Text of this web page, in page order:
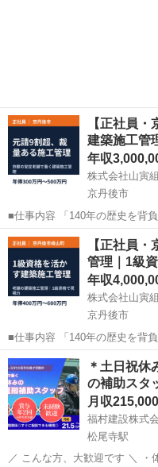
【正社員
建築施工管
年収
株式会社山寅組
京丹後市
■仕事内容 「140年の歴史を背
る。」 私たち「山寅組」は、明治の創業から京都北部とともに歩んで
きました。 商業施設から住宅
様な施工実績は、地...
京都 京丹後市 土木
【正社員
管理｜1級
年収
株式会社山寅組
京丹後市
■仕事内容 「140年の歴史を背
る。」 私たち「山寅組」は、明治の創業から京都北部とともに歩んで
きました。 商業施設から住宅
様な施工実績は、地...
京都 京丹後市 土木
＊土日祝休
の補助スタ
月収
福村建設株式
松尾寺駅
／ こんな方、大歓迎です ＼ ・体を動かすのが好きな方 ・人間関係で